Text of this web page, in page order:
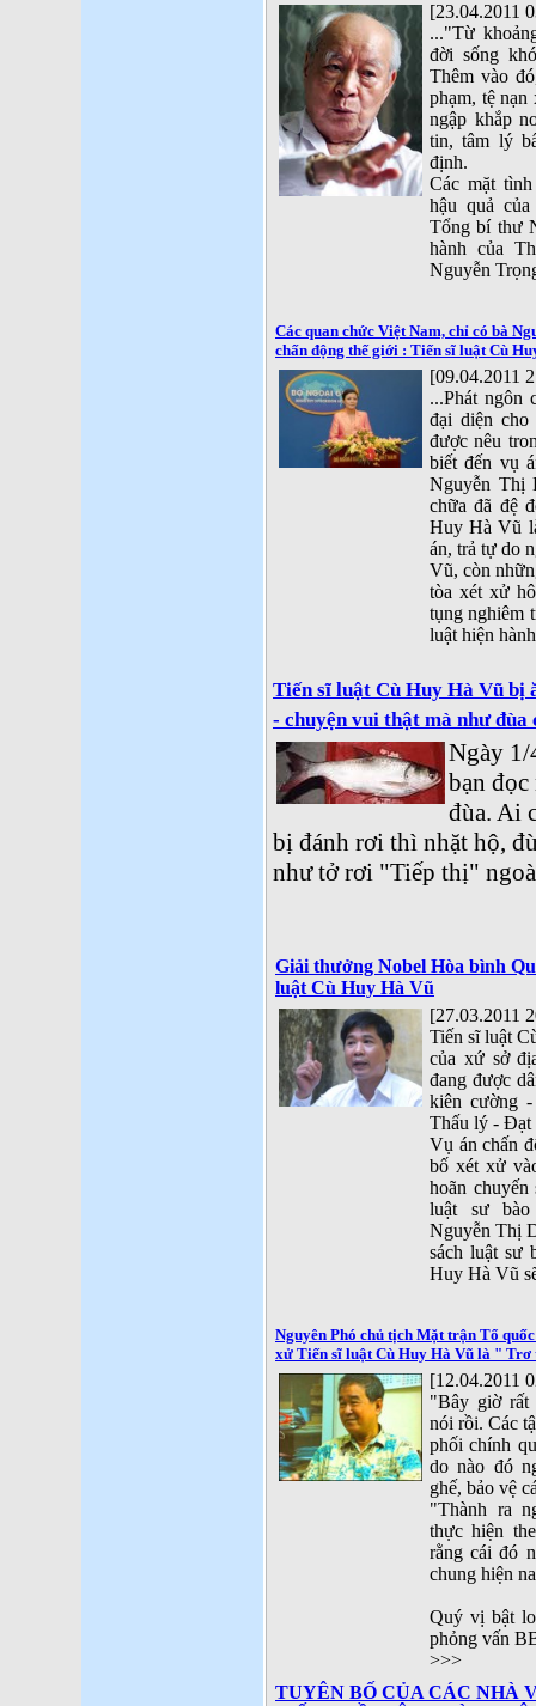
[23.04.2011
..."Từ
đời sống
Thêm vào
phạm, tệ nạn
ngập khắp
tin, tâm lý
định.
Các mặt
hậu quả
Tổng bí thư
hành của
Nguyễn
Các quan chức Việt Nam, chỉ có bà
chấn động thế giới : Tiến sĩ luật Cù
[09.04.2011
...Phát ngôn
đại diện
được nêu
biết đến vụ
Nguyễn Thị
chữa đã đệ
Huy Hà Vũ
án, trả tự do
Vũ, còn
tòa xét xử
tụng nghiêm
luật hiện hành
Tiến sĩ luật Cù Huy Hà Vũ bị
- chuyện vui thật mà như đùa
Ngày
bạn
đùa. Ai
bị đánh rơi thì nhặt hộ,
như tở rơi "Tiếp thị"
Giải thưởng Nobel Hòa bình
luật Cù Huy Hà Vũ
[27.03.2011
Tiến sĩ luật
của xứ sở
đang được
kiên cường
Thấu lý - Đạt
Vụ án chấn
bố xét xử
hoãn chuyến
luật sư
Nguyễn Thị
sách luật sư
Huy Hà Vũ
Nguyên Phó chủ tịch Mặt trận Tổ
xử Tiến sĩ luật Cù Huy Hà Vũ là "
[12.04.2011
"Bây giờ rất
nói rồi. Các
phối chính
do nào đó
ghế, bảo vệ
"Thành ra
thực hiện
rằng cái đó
chung hiện
Quý vị bật
phỏng vấn
>>>
TUYÊN BỐ CỦA CÁC NHÀ